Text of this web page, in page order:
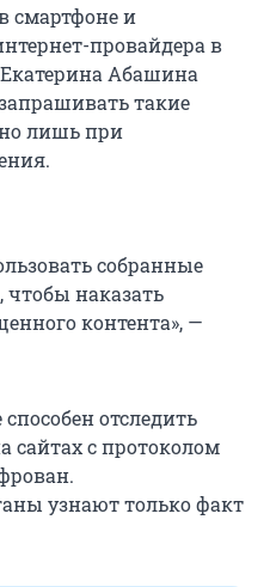
смартфоне и
провайдера в
Абашина
такие
лишь при
собранные
чтобы наказать
контента», —
отследить
сайтах с протоколом
узнают только факт